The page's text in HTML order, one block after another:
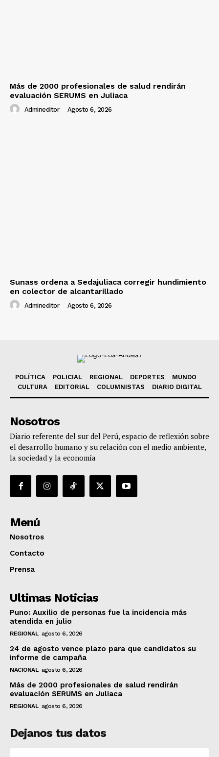
Más de 2000 profesionales de salud rendirán
evaluación SERUMS en Juliaca
Admineditor - Agosto 6, 2026
Sunass ordena a Sedajuliaca corregir hundimiento
en colector de alcantarillado
Admineditor - Agosto 6, 2026
POLÍTICA POLICIAL REGIONAL DEPORTES
MUNDO
CULTURA
EDITORIAL COLUMNISTAS DIARIO DIGITAL
Nosotros
Diario referente del sur del Perú, espacio de reflexión sobre
el desarrollo humano y su relación con el medio ambiente,
la sociedad y la economía
Menú
Nosotros
Contacto
Prensa
Ultimas Noticias
Puno: Auxilio de personas fue la incidencia más
atendida en julio
REGIONAL agosto 6, 2026
24 de agosto vence plazo para que candidatos su
informe de campaña
NACIONAL agosto 6, 2026
Más de 2000 profesionales de salud rendirán
evaluación SERUMS en Juliaca
REGIONAL agosto 6, 2026
Dejanos tus datos